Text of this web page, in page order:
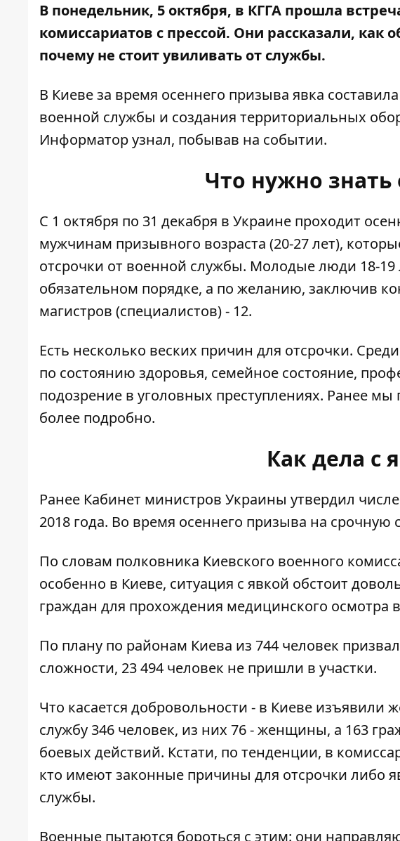
В понедельник, 5 октября, в КГГА прошла
комиссариатов с прессой. Они рассказали, как
почему не стоит увиливать от службы.
В Киеве за время осеннего призыва явка
военной службы и создания территориальных
Информаторузнал, побывав на событии.
Что нужно
С 1 октября по 31 декабря в Украине проходит
мужчинам призывного возраста (20-27 лет),
отсрочки от военной службы. Молодые люди 18-19
обязательном порядке, а по желанию, заключив
магистров (специалистов) - 12.
Есть несколько веских причин для отсрочки.
по состоянию здоровья, семейное состояние,
подозрение в уголовных преступлениях. Ранее мы
более подробно.
Как дела с
Ранее Кабинет министров Украины утвердил
2018 года. Во время осеннего призыва на срочную
По словам полковника Киевского военного
особенно в Киеве, ситуация с явкой обстоит
граждан для прохождения медицинского осмотра
По плану по районам Киева из 744 человек
сложности, 23 494 человек не пришли в участки.
Что касается добровольности - в Киеве изъявили
службу 346 человек, из них 76 - женщины, а 163
боевых действий. Кстати, по тенденции, в
кто имеют законные причины для отсрочки либо
службы.
Военные пытаются бороться с этим: они